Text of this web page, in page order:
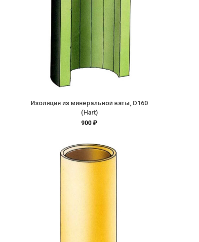
Изоляция из минеральной ваты, D160
(Hart)
900 ₽